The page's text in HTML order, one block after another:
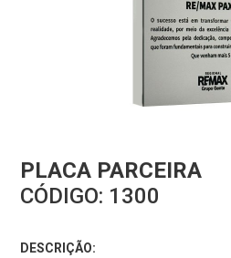
PLACA PARCEIRA
CÓDIGO: 1300
DESCRIÇÃO: